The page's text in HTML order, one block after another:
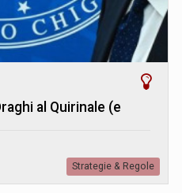
al Quirinale (e
Strategie & Regole